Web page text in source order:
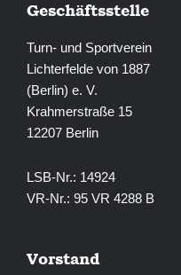
Geschäftsstelle
Turn- und Sportverein
Lichterfelde von 1887
(Berlin) e. V.
Krahmerstraße 15
12207 Berlin
LSB-Nr.: 14924
VR-Nr.: 95 VR 4288 B
Vorstand